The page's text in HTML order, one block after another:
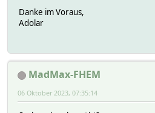
Danke im Voraus,
Adolar
MadMax-FHEM
06 Oktober 2023, 07:35:14